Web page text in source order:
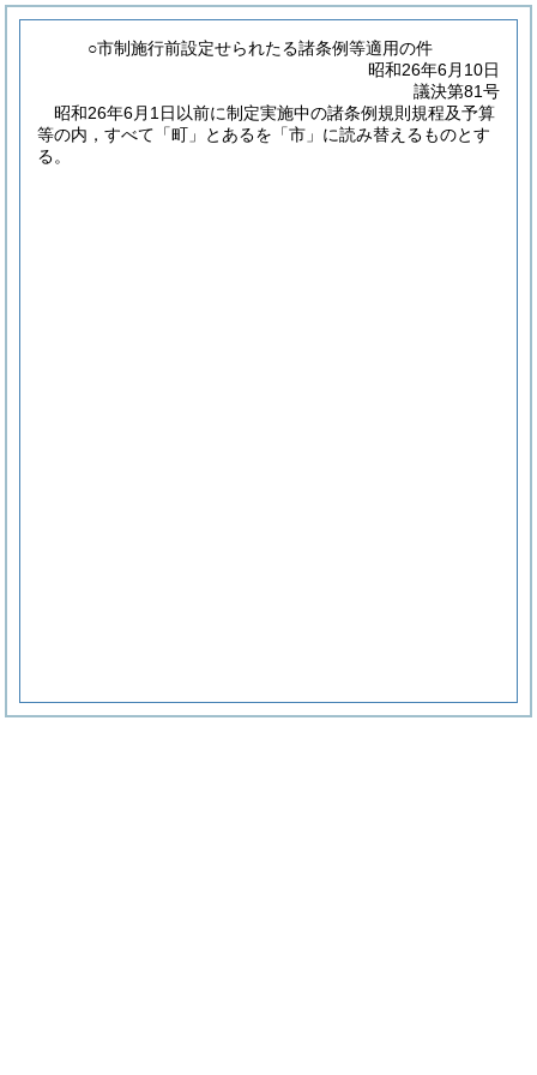
○市制施行前設定せられたる諸条例等適用の件
昭和26年6月10日
議決第81号
昭和26年6月1日以前に制定実施中の諸条例規則規程及予算
等の内，すべて「町」とあるを「市」に読み替えるものとす
る。